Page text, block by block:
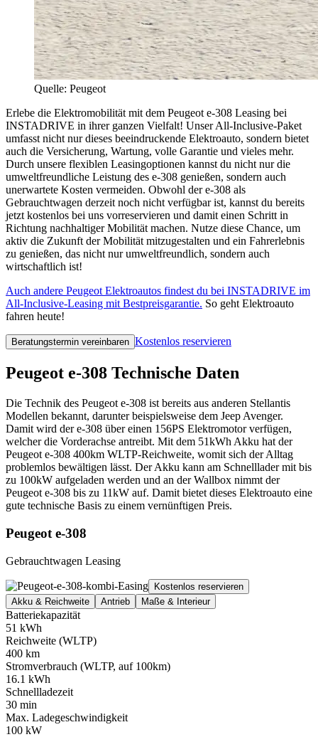
Quelle: Peugeot
Erlebe die Elektromobilität mit dem Peugeot e-308 Leasing bei
INSTADRIVE in ihrer ganzen Vielfalt! Unser All-Inclusive-Paket
umfasst nicht nur dieses beeindruckende Elektroauto, sondern bietet
auch die Versicherung, Wartung, volle Garantie und vieles mehr.
Durch unsere flexiblen Leasingoptionen kannst du nicht nur die
umweltfreundliche Leistung des e-308 genießen, sondern auch
unerwartete Kosten vermeiden. Obwohl der e-308 als
Gebrauchtwagen derzeit noch nicht verfügbar ist, kannst du bereits
jetzt kostenlos bei uns vorreservieren und damit einen Schritt in
Richtung nachhaltiger Mobilität machen. Nutze diese Chance, um
aktiv die Zukunft der Mobilität mitzugestalten und ein Fahrerlebnis
zu genießen, das nicht nur umweltfreundlich, sondern auch
wirtschaftlich ist!
Auch andere Peugeot Elektroautos findest du bei INSTADRIVE im
All-Inclusive-Leasing mit Bestpreisgarantie. So geht Elektroauto
fahren heute!
Beratungstermin vereinbaren Kostenlos reservieren
Peugeot e-308 Technische Daten
Die Technik des Peugeot e-308 ist bereits aus anderen Stellantis
Modellen bekannt, darunter beispielsweise dem Jeep Avenger.
Damit wird der e-308 über einen 156PS Elektromotor verfügen,
welcher die Vorderachse antreibt. Mit dem 51kWh Akku hat der
Peugeot e-308 400km WLTP-Reichweite, womit sich der Alltag
problemlos bewältigen lässt. Der Akku kann am Schnelllader mit bis
zu 100kW aufgeladen werden und an der Wallbox nimmt der
Peugeot e-308 bis zu 11kW auf. Damit bietet dieses Elektroauto eine
gute technische Basis zu einem vernünftigen Preis.
Peugeot e-308
Gebrauchtwagen Leasing
Kostenlos reservieren
Akku & Reichweite
Antrieb Maße & Interieur
Batteriekapazität
51 kWh
Reichweite (WLTP)
400 km
Stromverbrauch (WLTP, auf 100km)
16.1 kWh
Schnellladezeit
30 min
Max. Ladegeschwindigkeit
100 kW